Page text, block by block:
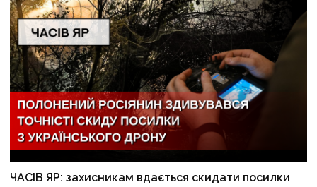
ЧАСІВ ЯР: захисникам вдається скидати посилки